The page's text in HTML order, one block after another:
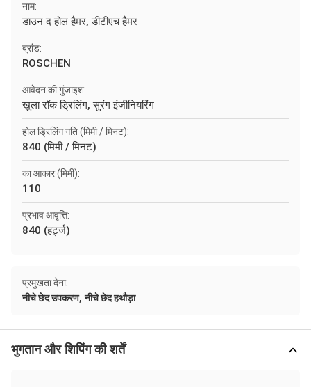
नाम:
डाउन द होल हैमर, डीटीएच हैमर
ब्रांड:
ROSCHEN
आवेदन की गुंजाइश:
खुला रॉक ड्रिलिंग, सुरंग इंजीनियरिंग
होल ड्रिलिंग गति (मिमी / मिनट):
840 (मिमी / मिनट)
का आकार (मिमी):
110
प्रभाव आवृत्ति:
840 (हर्ट्ज)
प्रमुखता देना:
नीचे छेद उपकरण,नीचे छेद हथौड़ा
भुगतान और शिपिंग की शर्तें